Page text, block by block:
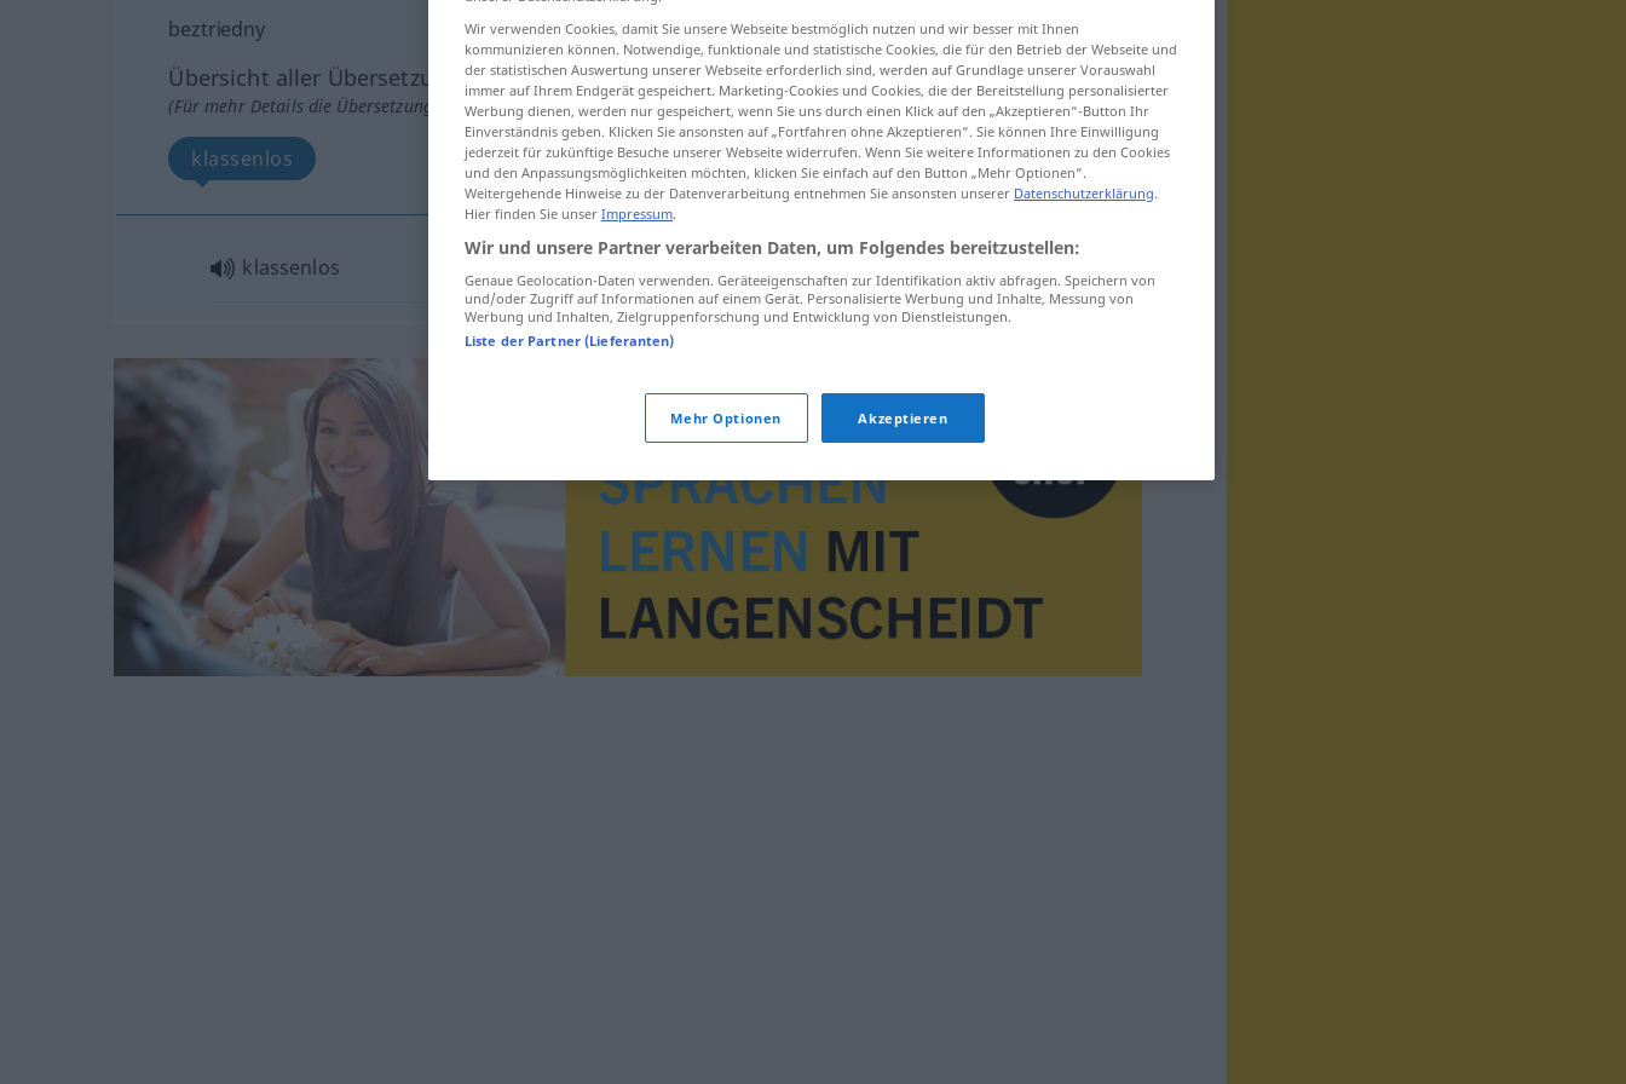
beztriedny
Übersicht aller Übersetzungen
(Für mehr Details die Übersetzung anklicken/antippen)
klassenlos
klassenlos
Wir verwenden Cookies, damit Sie unsere Webseite bestmöglich nutzen und wir besser mit Ihnen
kommunizieren können. Notwendige, funktionale und statistische Cookies, die für den Betrieb der Webseite und
der statistischen Auswertung unserer Webseite erforderlich sind, werden auf Grundlage unserer Vorauswahl
immer auf Ihrem Endgerät gespeichert. Marketing-Cookies und Cookies, die der Bereitstellung personalisierter
Werbung dienen, werden nur gespeichert, wenn Sie uns durch einen Klick auf den „Akzeptieren“-Button Ihr
Einverständnis geben. Klicken Sie ansonsten auf „Fortfahren ohne Akzeptieren“. Sie können Ihre Einwilligung
jederzeit für zukünftige Besuche unserer Webseite widerrufen. Wenn Sie weitere Informationen zu den Cookies
und den Anpassungsmöglichkeiten möchten, klicken Sie einfach auf den Button „Mehr Optionen“.
Weitergehende Hinweise zu der Datenverarbeitung entnehmen Sie ansonsten unserer Datenschutzerklärung.
Hier finden Sie unser Impressum.
Wir und unsere Partner verarbeiten Daten, um Folgendes bereitzustellen:
Genaue Geolocation-Daten verwenden. Geräteeigenschaften zur Identifikation aktiv abfragen. Speichern von
und/oder Zugriff auf Informationen auf einem Gerät. Personalisierte Werbung und Inhalte, Messung von
Werbung und Inhalten, Zielgruppenforschung und Entwicklung von Dienstleistungen.
Liste der Partner (Lieferanten)
Mehr Optionen Akzeptieren